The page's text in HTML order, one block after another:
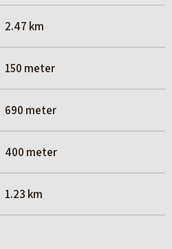
2.47 km
150 meter
690 meter
400 meter
1.23 km